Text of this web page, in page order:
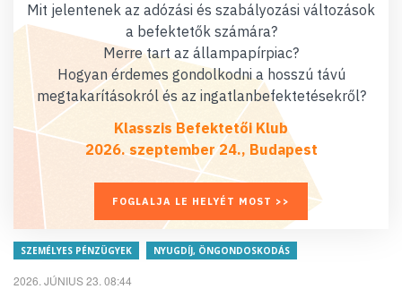
Mit jelentenek az adózási és szabályozási változások
a befektetők számára?
Merre tart az állampapírpiac?
Hogyan érdemes gondolkodni a hosszú távú
megtakarításokról és az ingatlanbefektetésekről?
Klasszis Befektetői Klub
2026. szeptember 24., Budapest
FOGLALJA LE HELYÉT MOST >>
SZEMÉLYES PÉNZÜGYEK NYUGDÍJ, ÖNGONDOSKODÁS
2026. JÚNIUS 23. 08:44